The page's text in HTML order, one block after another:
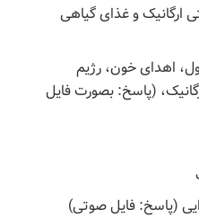
ارگانیک و غذای گیاهی
اهدای خون، رژیم
(پاسخ: بصورت فایل